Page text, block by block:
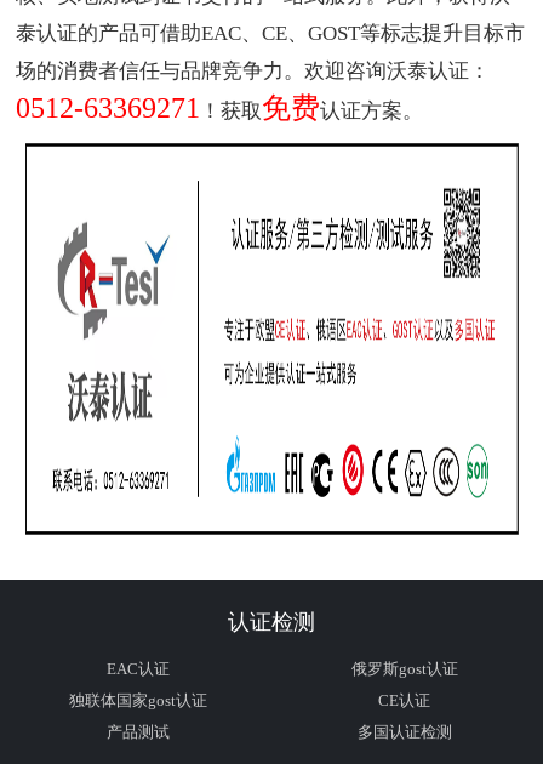
泰认证的产品可借助EAC、CE、GOST等标志提升目标市
场的消费者信任与品牌竞争力。欢迎咨询沃泰认证：
0512-63369271 ！获取免费认证方案。
认证检测
EAC认证
俄罗斯gost认证
独联体国家gost认证
CE认证
产品测试
多国认证检测